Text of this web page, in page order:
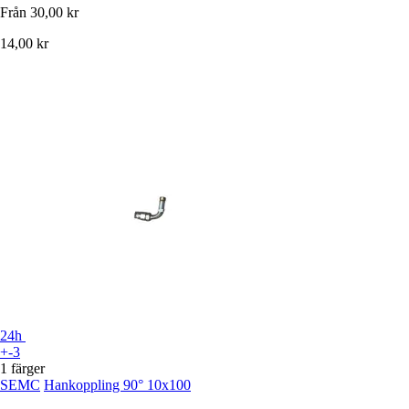
Från 30,00 kr
14,00 kr
24h
+-3
1 färger
SEMC Hankoppling 90° 10x100